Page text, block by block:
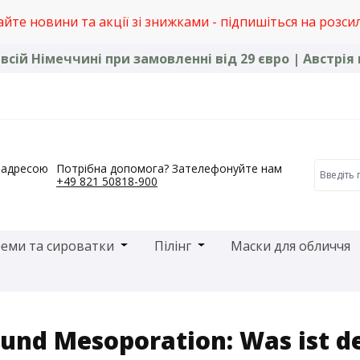
новини та акції зі знижками - підпишіться на
Німеччині при замовленні від 29 євро | Австрія
Потрібна допомога? Зателефонуйте нам
+49 821 50818-900
the dropdown menu from the category Продукти для
та сироватки Open or close the dropdown menu
Пілінг Open or close the
Маски для обличчя
Бренди
Mesoporation: Was ist